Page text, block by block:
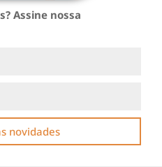
Assine nossa
novidades